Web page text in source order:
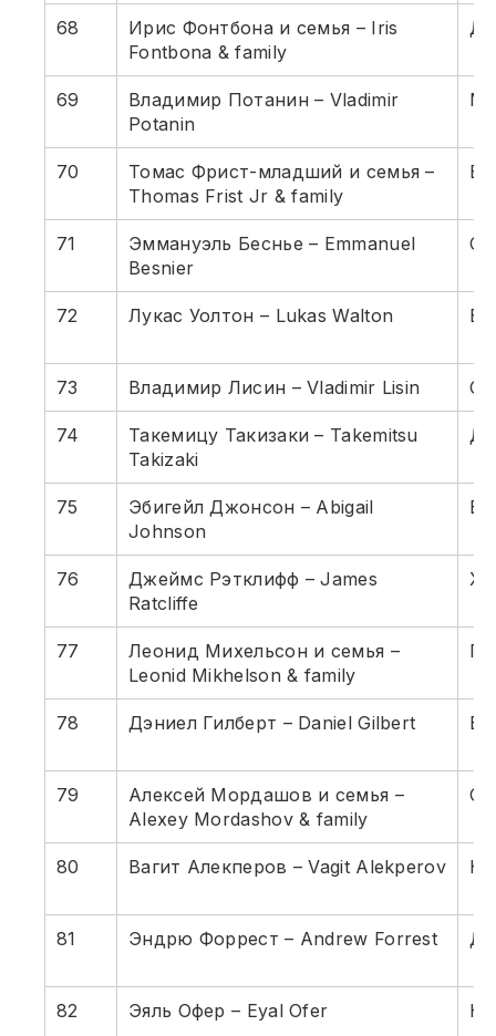
68
Ирис Фонтбона и семья – Iris
Fontbona & family
69
Владимир Потанин – Vladimir
Potanin
70
Томас Фрист-младший и семья –
Thomas Frist Jr & family
71
Эммануэль Беснье – Emmanuel
Besnier
72 Лукас Уолтон – Lukas Walton
73 Владимир Лисин – Vladimir Lisin
74
Такемицу Такизаки – Takemitsu
Takizaki
75
Эбигейл Джонсон – Abigail
Johnson
76
Джеймс Рэтклифф – James
Ratcliffe
77
Леонид Михельсон и семья –
Leonid Mikhelson & family
78 Дэниел Гилберт – Daniel Gilbert
79
Алексей Мордашов и семья –
Alexey Mordashov & family
80 Вагит Алекперов – Vagit Alekperov
81 Эндрю Форрест – Andrew Forrest
82 Эяль Офер – Eyal Ofer